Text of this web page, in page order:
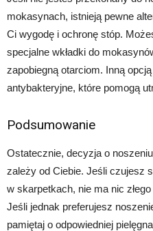
mokasynach, istnieją pewne
Ci wygodę i ochronę stóp.
specjalne wkładki do
zapobiegną otarciom. Inną
antybakteryjne, które pomogą
Podsumowanie
Ostatecznie, decyzja o
zależy od Ciebie. Jeśli czujesz
w skarpetkach, nie ma nic
Jeśli jednak preferujesz
pamiętaj o odpowiedniej